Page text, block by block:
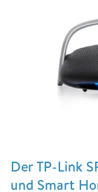
Der TP-Link
und Smart